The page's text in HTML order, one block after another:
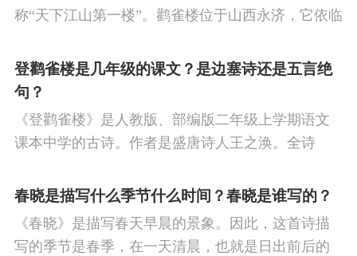
称“天下江山第一楼”。鹳雀楼位于山西永济，它依临
演变成为观赏楼，历代文人墨客在此留下了许多千
古绝唱。
登鹳雀楼是几年级的课文？是边塞诗还是五言绝
句？
《登鹳雀楼》是人教版、部编版二年级上学期语文
课本中学的古诗。作者是盛唐诗人王之涣。全诗
一层楼。译文：夕阳依傍着西山慢慢地沉没，滔滔
够，那就要登上更高的一层城楼。
春晓是描写什么季节什么时间？春晓是谁写的？
《春晓》是描写春天早晨的景象。因此，这首诗描
写的季节是春季，在一天清晨，也就是日出前后的